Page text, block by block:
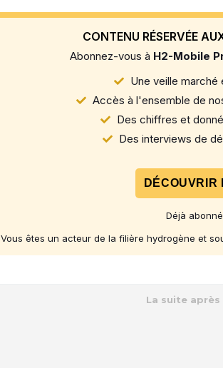
CONTENU RÉSERVÉE
Abonnez-vous à H2-Mobile
Une veille marché
Accès à l'ensemble de
Des chiffres et
Des interviews de
DÉCOUVRIR
Déjà
Vous êtes un acteur de la filière hydrogène et